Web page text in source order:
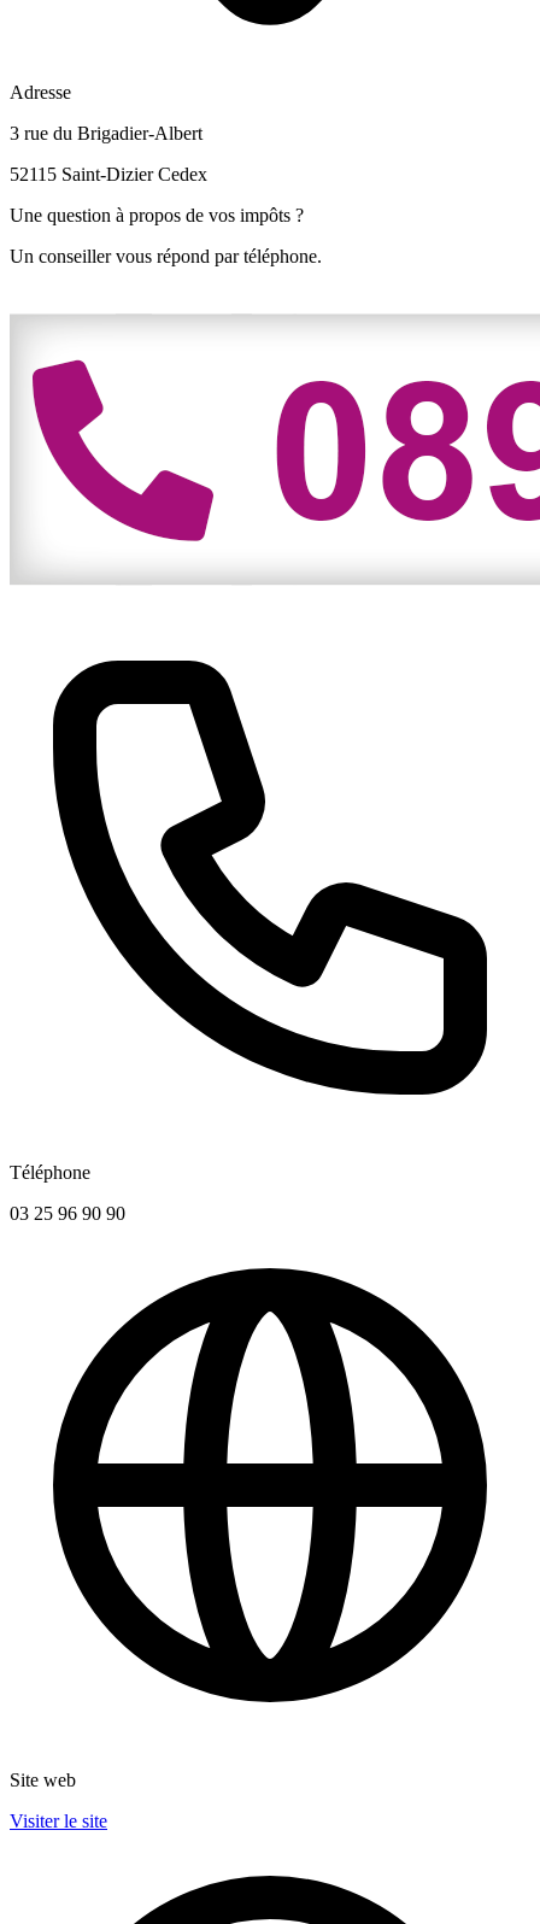
Adresse
3 rue du Brigadier-Albert
52115 Saint-Dizier Cedex
Une question à propos de vos impôts ?
Un conseiller vous répond par téléphone.
Téléphone
03 25 96 90 90
Site web
Visiter le site